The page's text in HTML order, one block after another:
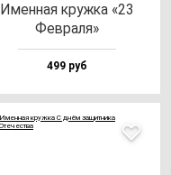
Имен­ная круж­ка «23
Фев­ра­ля»
499 руб